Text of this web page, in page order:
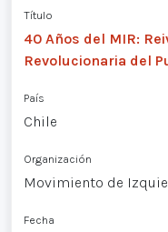
Título
40 Años del MIR:
Revolucionaria del
País
Chile
Organización
Movimiento de
Fecha